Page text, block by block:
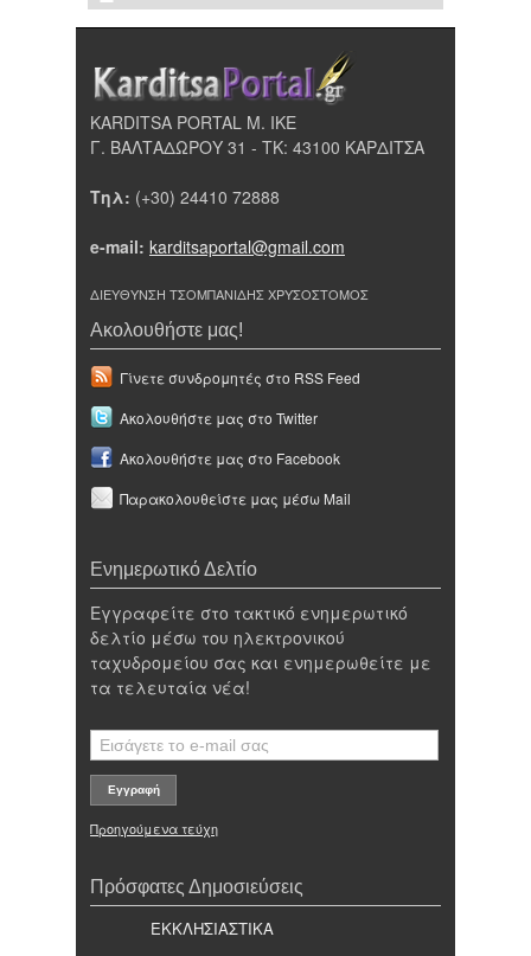
KARDITSA PORTAL Μ. ΙΚΕ
Γ. ΒΑΛΤΑΔΩΡΟΥ 31 - ΤΚ: 43100 ΚΑΡΔΙΤΣΑ
Τηλ: (+30) 24410 72888
e-mail: karditsaportal@gmail.com
ΔΙΕΥΘΥΝΣΗ ΤΣΟΜΠΑΝΙΔΗΣ ΧΡΥΣΟΣΤΟΜΟΣ
Ακολουθήστε μας!
Γίνετε συνδρομητές στο RSS Feed
Ακολουθήστε μας στο Twitter
Ακολουθήστε μας στο Facebook
Παρακολουθείστε μας μέσω Mail
Ενημερωτικό Δελτίο
Εγγραφείτε στο τακτικό ενημερωτικό
δελτίο μέσω του ηλεκτρονικού
ταχυδρομείου σας και ενημερωθείτε με
τα τελευταία νέα!
Προηγούμενα τεύχη
Πρόσφατες Δημοσιεύσεις
ΕΚΚΛΗΣΙΑΣΤΙΚΑ